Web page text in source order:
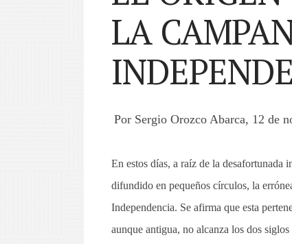
LA
Por Sergio Orozco Abarca, 12 de
En estos días, a raíz de la desafortunada
difundido en pequeños círculos, la
Independencia. Se afirma que esta
aunque antigua, no alcanza los dos